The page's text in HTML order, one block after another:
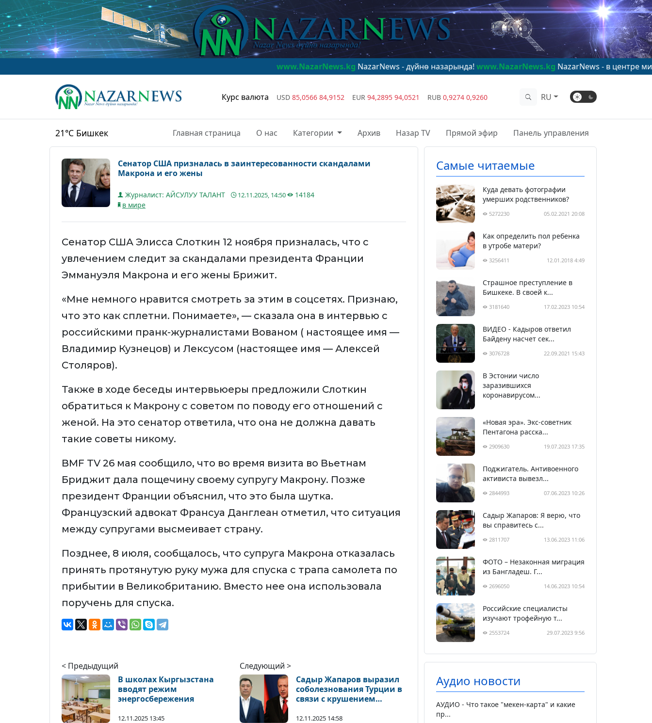
www.NazarNews.kgNazarNews - дүйнө назарында!www.NazarNews.kgNazarNews - в центре мирового
Курс валюта USD 85,0566 84,9152 EUR 94,2895 94,0521 RUB 0,9274 0,9260 RU
21°C Бишкек Главная страница О нас Категории Архив Назар TV Прямой эфир Панель управления
Сенатор США призналась в заинтересованности скандалами
Макрона и его жены
Журналист: АЙСУЛУУ ТАЛАНТ 12.11.2025, 14:50
14184
в мире
Сенатор США Элисса Слоткин 12 ноября призналась, что с
увлечением следит за скандалами президента Франции
Эммануэля Макрона и его жены Брижит.
«Мне немного нравится смотреть за этим в соцсетях. Признаю,
что это как сплетни. Понимаете», — сказала она в интервью с
российскими пранк-журналистами Вованом ( настоящее имя —
Владимир Кузнецов) и Лексусом (настоящее имя — Алексей
Столяров).
Также в ходе беседы интервьюеры предложили Слоткин
обратиться к Макрону с советом по поводу его отношений с
женой. На это сенатор ответила, что она не должна давать
такие советы никому.
BMF TV 26 мая сообщило, что во время визита во Вьетнам
Бриджит дала пощечину своему супругу Макрону. Позже
президент Франции объяснил, что это была шутка.
Французский адвокат Франсуа Данглеан отметил, что ситуация
между супругами высмеивает страну.
Позднее, 8 июля, сообщалось, что супруга Макрона отказалась
принять протянутую руку мужа для спуска с трапа самолета по
прибытии в Великобританию. Вместо нее она использовала
поручень для спуска.
< Предыдущий
В школах Кыргызстана
вводят режим
энергосбережения
12.11.2025 13:45
Следующий >
Садыр Жапаров выразил
соболезнования Турции в
связи с крушением
12.11.2025 14:58
Самые читаемые
Куда девать фотографии
умерших родственников?
5272230 05.02.2021 20:08
Как определить пол ребенка
в утробе матери?
3256411 12.01.2018 4:49
Страшное преступление в
Бишкеке. В своей к...
3181640 17.02.2023 10:54
ВИДЕО - Кадыров ответил
Байдену насчет сек...
3076728 22.09.2021 15:43
В Эстонии число
заразившихся
коронавирусом...
«Новая эра». Экс-советник
Пентагона расска...
2909630 19.07.2023 17:35
Поджигатель. Антивоенного
активиста вывезл...
2844993 07.06.2023 10:26
Садыр Жапаров: Я верю, что
вы справитесь с...
2811707 13.06.2023 11:06
ФОТО – Незаконная миграция
из Бангладеш. Г...
2696050 14.06.2023 10:54
Российские специалисты
изучают трофейную т...
2553724 29.07.2023 9:56
Аудио новости
АУДИО - Что такое "мекен-карта" и какие
пр...